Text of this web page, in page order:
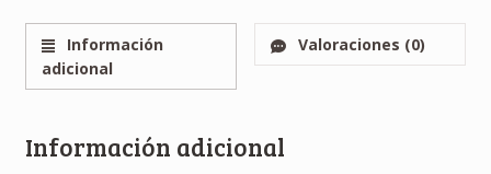
Información
adicional
Valoraciones (0)
Información adicional